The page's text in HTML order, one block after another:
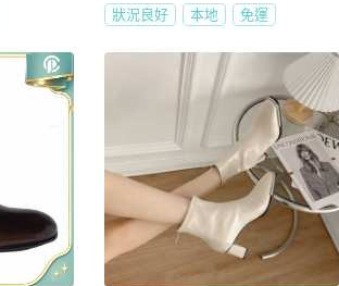
狀況良好 本地 免運